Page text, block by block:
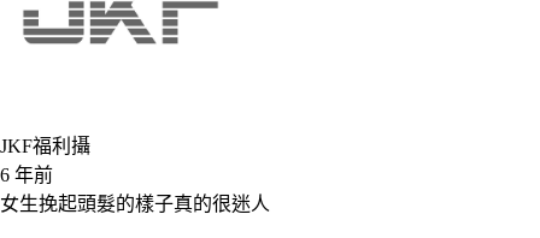
JKF福利攝
6 年前
女生挽起頭髮的樣子真的很迷人